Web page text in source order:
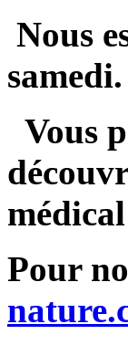
Nous
samedi.
Vous
Pour